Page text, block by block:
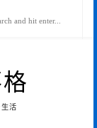
活